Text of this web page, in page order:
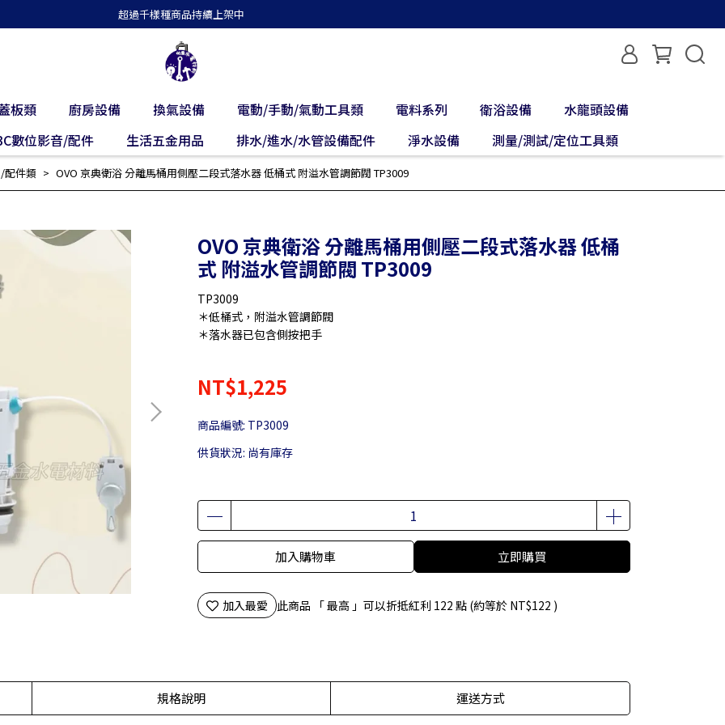
超過千樣種商品持續上架中
板類 廚房設備 換氣設備 電動/手動/氣動工具類 電料系列 衛浴設備
水龍頭設備
數位影音/配件
生活五金用品 排水/進水/水管設備配件 淨水設備 測量/測試/定位工具類
配件類 OVO 京典衛浴 分離馬桶用側壓二段式落水器 低桶式 附溢水管調節閥 TP3009
OVO 京典衛浴 分離馬桶用側壓二段式落水器 低桶
式 附溢水管調節閥 TP3009
TP3009
＊低桶式，附溢水管調節閥
＊落水器已包含側按把手
NT$1,225
商品編號: TP3009
供貨狀況: 尚有庫存
加入購物車 立即購買
加入最愛 此商品 「 最高 」可以折抵紅利 122 點 (約等於 NT$122 )
規格說明 運送方式